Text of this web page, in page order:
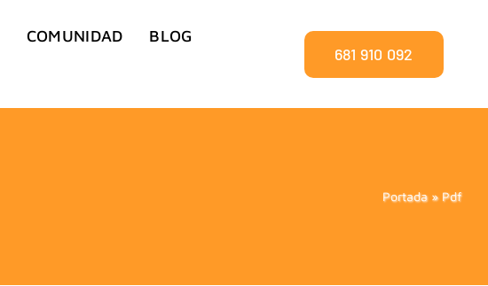
COMUNIDAD
BLOG
681 910 092
Portada» Pdf